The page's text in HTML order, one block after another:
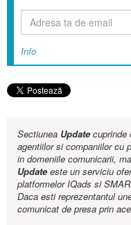
Info
Sectiunea Updatecuprinde
agentiilor si companiilor cu
in domeniile comunicarii,
Updateeste un serviciu
platformelor IQads si
Daca esti reprezentantul
comunicat de presa prin